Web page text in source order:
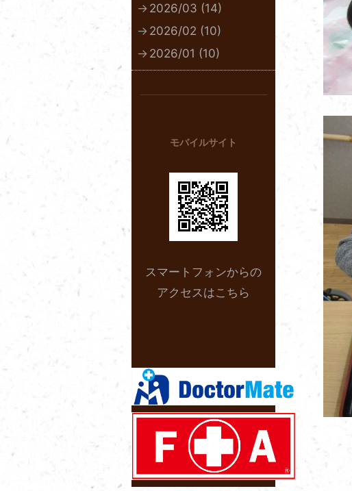
2026/03 (14)
2026/02 (10)
2026/01 (10)
モバイルサイト
スマートフォンからの
アクセスはこちら